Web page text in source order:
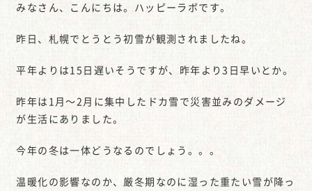
みなさん、こんにちは。ハッピーラボです。
昨日、札幌でとうとう初雪が観測されましたね。
平年よりは15日遅いそうですが、昨年より3日早いとか。
昨年は1月～2月に集中したドカ雪で災害並みのダメージ
が生活にありました。
今年の冬は一体どうなるのでしょう。。。
温暖化の影響なのか、厳冬期なのに湿った重たい雪が降っ